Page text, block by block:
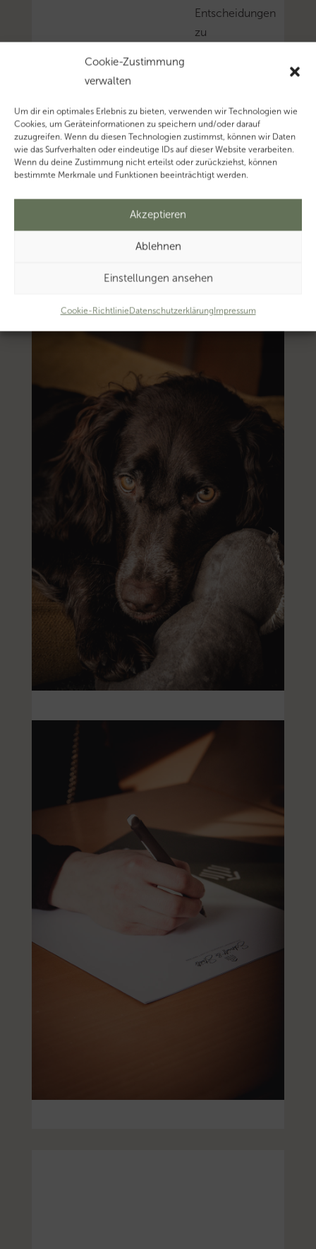
Cookie-Zustimmung
verwalten
Um dir ein optimales Erlebnis zu bieten, verwenden wir Technologien wie
Cookies, um Geräteinformationen zu speichern und/oder darauf
zuzugreifen. Wenn du diesen Technologien zustimmst, können wir Daten
wie das Surfverhalten oder eindeutige IDs auf dieser Website verarbeiten.
Wenn du deine Zustimmung nicht erteilst oder zurückziehst, können
bestimmte Merkmale und Funktionen beeinträchtigt werden.
Akzeptieren
Ablehnen
Einstellungen ansehen
Cookie-RichtlinieDatenschutzerklärungImpressum
Entscheidungen
zu
Thema
‚Steuerberater’…
Mehr
zum
Thema
‚Steuerberatung’…
‚Kanzleimanagement’…